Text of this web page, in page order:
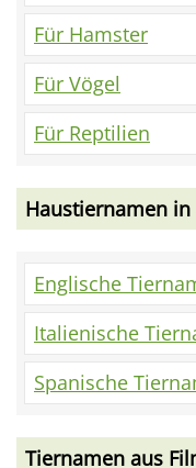
Für Hamster
Für Vögel
Für Reptilien
Haustiernamen
Englische
Italienische
Spanische
Tiernamen aus